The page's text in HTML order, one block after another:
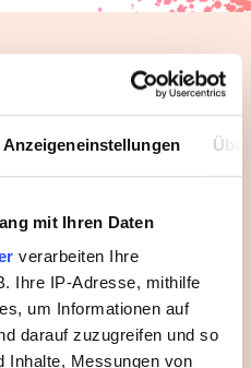
Anzeigeneinstellungen
mit Ihren Daten
verarbeiten Ihre
Ihre IP-Adresse, mithilfe
um Informationen auf
darauf zuzugreifen und so
Inhalte, Messungen von
Jobvorteile
Bereich Pädagogik, Pflege